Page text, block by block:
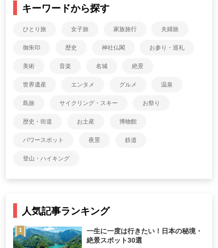
キーワードから探す
ひとり旅 女子旅 家族旅行 夫婦旅
御朱印 歴史 神社仏閣 お参り・巡礼
美術 音楽 名城 絶景
世界遺産 エンタメ グルメ 温泉
島旅 サイクリング・スキー お祭り
歴史・街道 お土産 博物館
パワースポット 夜景 鉄道
登山・ハイキング
人気記事ランキング
一生に一度は行きたい！日本の秘境・
絶景スポット30選